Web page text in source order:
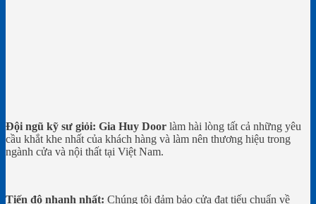
Đội ngũ kỹ sư giỏi: Gia Huy Door làm hài lòng tất cả những yêu
cầu khắt khe nhất của khách hàng và làm nên thương hiệu trong
ngành cửa và nội thất tại Việt Nam.
Tiến độ nhanh nhất: Chúng tôi đảm bảo cửa đạt tiếu chuẩn về